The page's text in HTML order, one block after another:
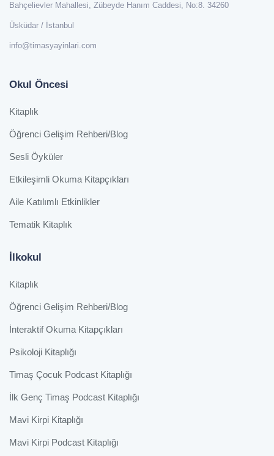
Bahçelievler Mahallesi, Zübeyde Hanım Caddesi, No:8. 34260
Üsküdar / İstanbul
info@timasyayinlari.com
Okul Öncesi
Kitaplık
Öğrenci Gelişim Rehberi/Blog
Sesli Öyküler
Etkileşimli Okuma Kitapçıkları
Aile Katılımlı Etkinlikler
Tematik Kitaplık
İlkokul
Kitaplık
Öğrenci Gelişim Rehberi/Blog
İnteraktif Okuma Kitapçıkları
Psikoloji Kitaplığı
Timaş Çocuk Podcast Kitaplığı
İlk Genç Timaş Podcast Kitaplığı
Mavi Kirpi Kitaplığı
Mavi Kirpi Podcast Kitaplığı